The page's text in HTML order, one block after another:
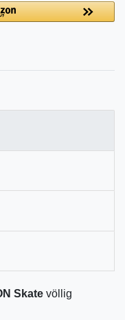
Skate völlig